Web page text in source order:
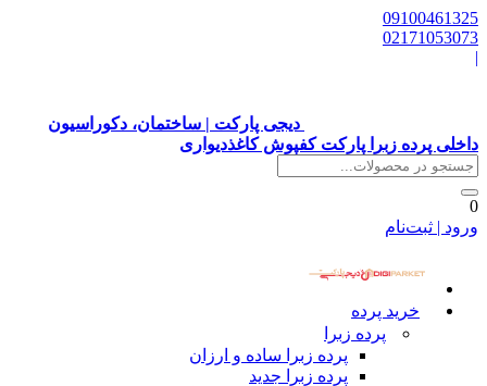
دیجی پارکت | ساختمان، دکوراسیون
پارکت کفپوش کاغذدیواری
پرده
پرده زبرا ساده و ارزان
پرده زبرا جدید